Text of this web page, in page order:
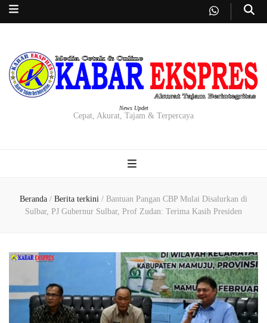
News Updet
Cepat, Akurat, Tajam & Terpercaya
Beranda / Berita terkini / Bantuan Pangan CBP Mulai Disalurkan di
Sulbar, PJ Gubernur Sulbar, Prof Zudan: Terima Kasih Presiden